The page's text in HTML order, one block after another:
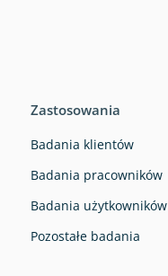
Zastosowania
Badania klientów
Badania pracowników
Badania użytkowników
Pozostałe badania